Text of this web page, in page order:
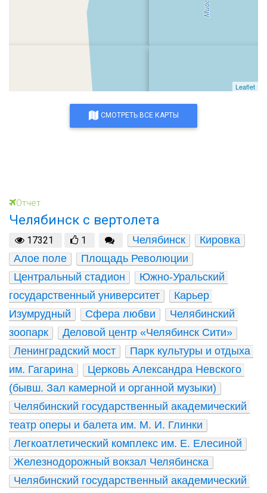
Leaflet
СМОТРЕТЬ ВСЕ КАРТЫ
Отчет
Челябинск с вертолета
17321 1 Челябинск
Кировка
Алое поле
Площадь Революции
Центральный стадион
Южно-Уральский
государственный университет
Карьер
Изумрудный
Сфера любви
Челябинский
зоопарк
Деловой центр «Челябинск Сити»
Ленинградский мост
Парк культуры и отдыха
им. Гагарина
Церковь Александра Невского
(бывш. Зал камерной и органной музыки)
Челябинский государственный академический
театр оперы и балета им. М. И. Глинки
Легкоатлетический комплекс им. Е. Елесиной
Железнодорожный вокзал Челябинска
Челябинский государственный академический